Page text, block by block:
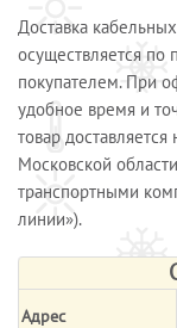
КОНТАКТЫ
Доставка
осуществляется по
покупателем. При
удобное время и
товар
Московской
транспортными
линии»).
Адрес